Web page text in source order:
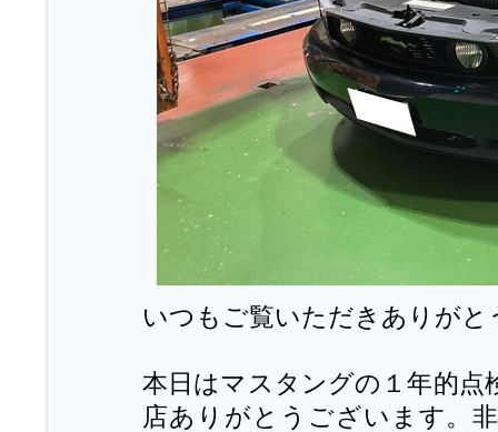
いつもご覧いただきありがと
本日はマスタングの１年的点
店ありがとうございます。